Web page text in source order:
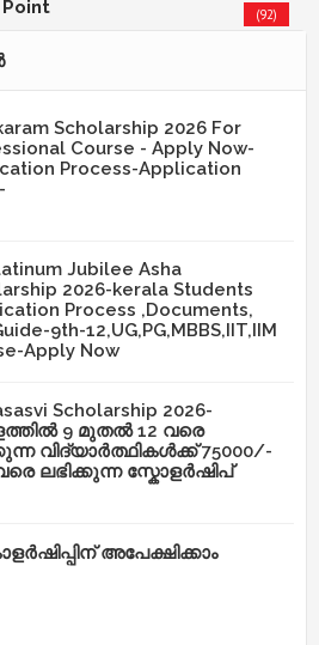
Point (92)
Scholarship 2026 For
Course - Apply Now-
Process-Application
Jubilee Asha
2026-kerala Students
Process ,Documents,
9th-12,UG,PG,MBBS,IIT,IIM
Apply Now
Scholarship 2026-
9 മുതൽ 12 വരെ
വിദ്യാർത്ഥികൾക്ക് 75000/-
ലഭിക്കുന്ന സ്കോളർഷിപ്
അപേക്ഷിക്കാം